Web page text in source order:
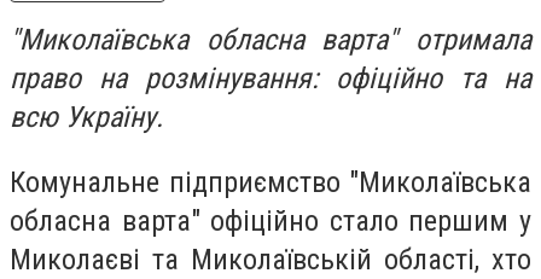
"Миколаївська обласна варта" отримала
право на розмінування: офіційно та на
всю Україну.
Комунальне підприємство "Миколаївська
обласна варта" офіційно стало першим у
Миколаєві та Миколаївській області, хто